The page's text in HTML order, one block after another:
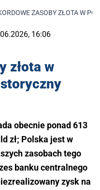
ZASOBY ZŁOTA W
16:06
złota w
obecnie ponad 613
zł; Polska jest w
zasobach tego
banku centralnego
zysk na